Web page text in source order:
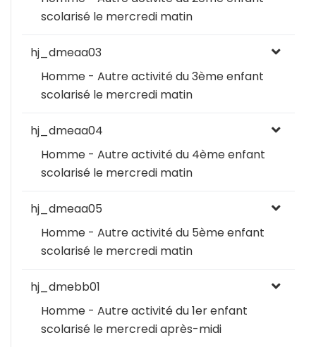
scolarisé le mercredi matin
hj_dmeaa03
Homme - Autre activité du 3ème enfant
scolarisé le mercredi matin
hj_dmeaa04
Homme - Autre activité du 4ème enfant
scolarisé le mercredi matin
hj_dmeaa05
Homme - Autre activité du 5ème enfant
scolarisé le mercredi matin
hj_dmebb01
Homme - Autre activité du 1er enfant
scolarisé le mercredi après-midi